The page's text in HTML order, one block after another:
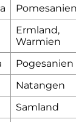
Pomesanien
Ermland,
Warmien
Pogesanien
Natangen
Samland